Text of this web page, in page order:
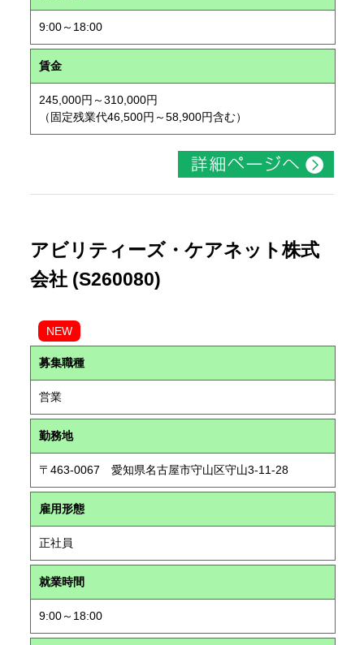
9:00～18:00
賃金
245,000円～310,000円
（固定残業代46,500円～58,900円含む）
アビリティーズ・ケアネット株式
会社 (S260080)
NEW
募集職種
営業
勤務地
〒463-0067 愛知県名古屋市守山区守山3-11-28
雇用形態
正社員
就業時間
9:00～18:00